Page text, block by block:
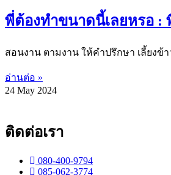
พี่ต้องทำขนาดนี้เลยหรอ :
สอนงาน ตามงาน ให้คำปรึกษา เลี้ยงข้
อ่านต่อ »
24 May 2024
ติดต่อเรา
080-400-9794
085-062-3774